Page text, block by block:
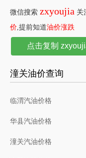
微信搜索 zxyoujia 关
价,提前知道油价涨跌
点击复制
潼关油价查询
临渭汽油价格
华县汽油价格
潼关汽油价格